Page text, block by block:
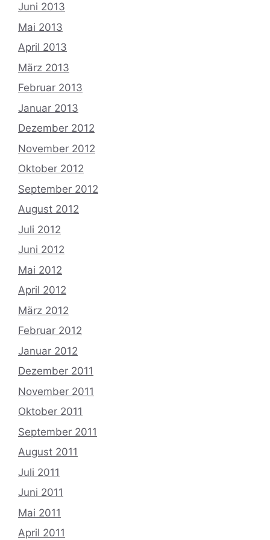
Juni 2013
Mai 2013
April 2013
März 2013
Februar 2013
Januar 2013
Dezember 2012
November 2012
Oktober 2012
September 2012
August 2012
Juli 2012
Juni 2012
Mai 2012
April 2012
März 2012
Februar 2012
Januar 2012
Dezember 2011
November 2011
Oktober 2011
September 2011
August 2011
Juli 2011
Juni 2011
Mai 2011
April 2011